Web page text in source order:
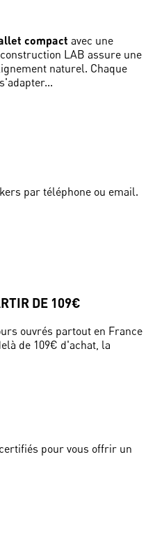
compact avec une
LAB assure une
naturel. Chaque
par téléphone ou email.
DE 109€
ouvrés partout en France
de 109€ d'achat, la
pour vous offrir un